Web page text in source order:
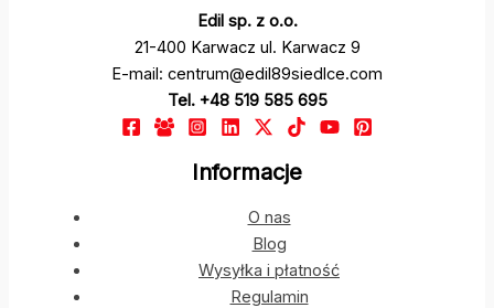
Edil sp. z o.o.
21-400 Karwacz ul. Karwacz 9
E-mail: centrum@edil89siedlce.com
Tel. +48 519 585 695
Informacje
O nas
Blog
Wysyłka i płatność
Regulamin